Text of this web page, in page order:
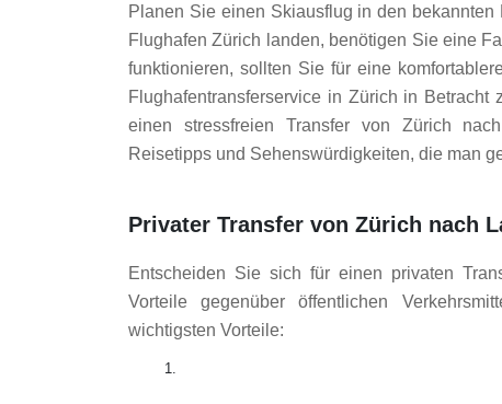
Planen Sie einen Skiausflug in den
Flughafen Zürich landen, benötigen Sie eine
funktionieren, sollten Sie für eine
Flughafentransferservice in Zürich in
einen stressfreien Transfer von Zürich
Reisetipps und Sehenswürdigkeiten, die man
Privater Transfer von Zürich nach
Entscheiden Sie sich für einen privaten
Vorteile gegenüber öffentlichen
wichtigsten Vorteile: